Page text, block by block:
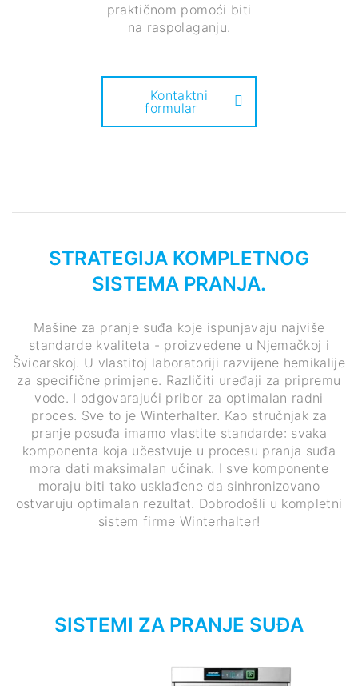
praktičnom pomoći biti
na raspolaganju.
Kontaktni
formular
STRATEGIJA KOMPLETNOG
SISTEMA PRANJA.
Mašine za pranje suđa koje ispunjavaju najviše
standarde kvaliteta - proizvedene u Njemačkoj i
Švicarskoj. U vlastitoj laboratoriji razvijene hemikalije
za specifične primjene. Različiti uređaji za pripremu
vode. I odgovarajući pribor za optimalan radni
proces. Sve to je Winterhalter. Kao stručnjak za
pranje posuđa imamo vlastite standarde: svaka
komponenta koja učestvuje u procesu pranja suđa
mora dati maksimalan učinak. I sve komponente
moraju biti tako usklađene da sinhronizovano
ostvaruju optimalan rezultat. Dobrodošli u kompletni
sistem firme Winterhalter!
SISTEMI ZA PRANJE SUĐA